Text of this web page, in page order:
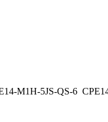
M1H-5JS-QS-6